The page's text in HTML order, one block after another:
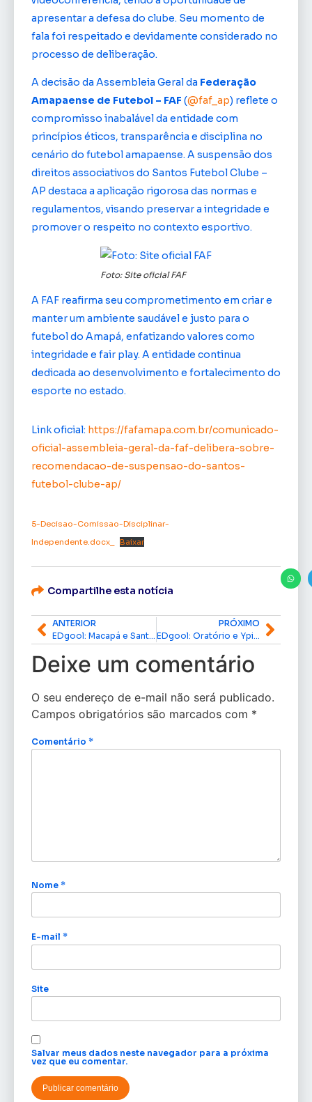
apresentar a defesa do clube. Seu momento de
fala foi respeitado e devidamente considerado no
processo de deliberação.
A decisão da Assembleia Geral da Federação
Amapaense de Futebol – FAF (@faf_ap) reflete o
compromisso inabalável da entidade com
princípios éticos, transparência e disciplina no
cenário do futebol amapaense. A suspensão dos
direitos associativos do Santos Futebol Clube –
AP destaca a aplicação rigorosa das normas e
regulamentos, visando preservar a integridade e
promover o respeito no contexto esportivo.
Foto: Site oficial FAF
A FAF reafirma seu comprometimento em criar e
manter um ambiente saudável e justo para o
futebol do Amapá, enfatizando valores como
integridade e fair play. A entidade continua
dedicada ao desenvolvimento e fortalecimento do
esporte no estado.
Link oficial: https://fafamapa.com.br/comunicado-
oficial-assembleia-geral-da-faf-delibera-sobre-
recomendacao-de-suspensao-do-santos-
futebol-clube-ap/
5-Decisao-Comissao-Disciplinar-
Independente.docx_
Baixar
Compartilhe esta notícia
ANTERIOR
PRÓXIMO
Deixe um comentário
O seu endereço de e-mail não será publicado.
Campos obrigatórios são marcados com *
Comentário *
Nome *
E-mail *
Site
Salvar meus dados neste navegador para a próxima
vez que eu comentar.